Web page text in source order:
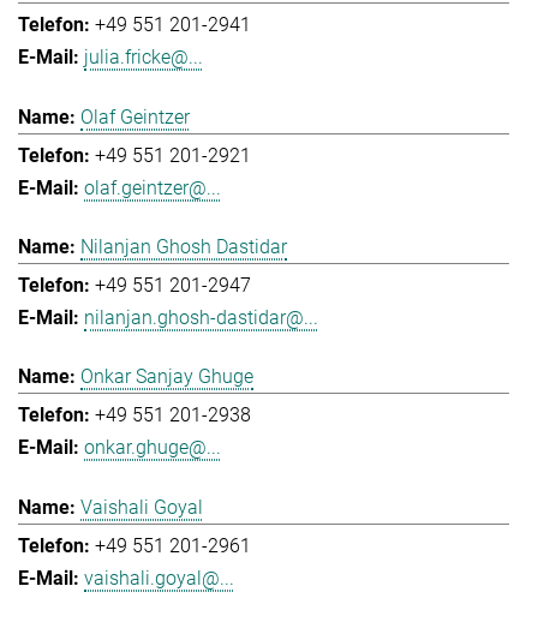
+49 551 201-2941
julia.fricke@...
Olaf Geintzer
+49 551 201-2921
olaf.geintzer@...
Nilanjan Ghosh Dastidar
+49 551 201-2947
nilanjan.ghosh-dastidar@...
Onkar Sanjay Ghuge
+49 551 201-2938
onkar.ghuge@...
Vaishali Goyal
+49 551 201-2961
vaishali.goyal@...